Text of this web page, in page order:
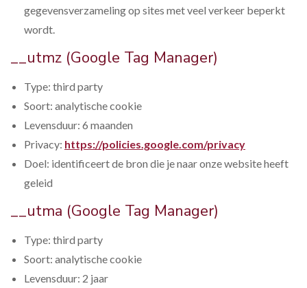
gegevensverzameling op sites met veel verkeer beperkt
wordt.
__utmz (Google Tag Manager)
Type: third party
Soort: analytische cookie
Levensduur: 6 maanden
Privacy: https://policies.google.com/privacy
Doel: identificeert de bron die je naar onze website heeft
geleid
__utma (Google Tag Manager)
Type: third party
Soort: analytische cookie
Levensduur: 2 jaar